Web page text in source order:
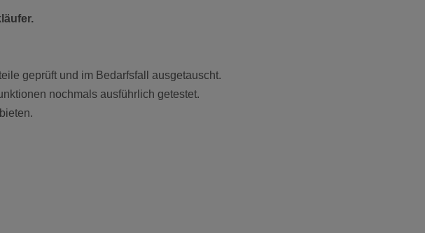
geprüft und im Bedarfsfall ausgetauscht.
nochmals ausführlich getestet.